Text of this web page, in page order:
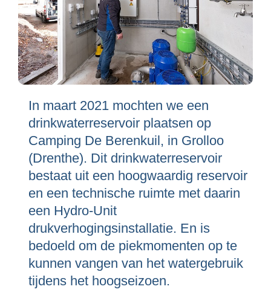
In maart 2021 mochten we een
drinkwaterreservoir plaatsen op
Camping De Berenkuil, in Grolloo
(Drenthe). Dit drinkwaterreservoir
bestaat uit een hoogwaardig reservoir
en een technische ruimte met daarin
een Hydro-Unit
drukverhogingsinstallatie. En is
bedoeld om de piekmomenten op te
kunnen vangen van het watergebruik
tijdens het hoogseizoen.